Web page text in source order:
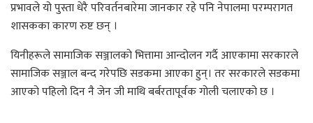
प्रभावले यो पुस्ता धेरै परिवर्तनबारेमा जानकार रहे पनि नेपालमा परम्परागत
शासकका कारण रुष्ट छन् ।
यिनीहरूले सामाजिक सञ्जालको भित्तामा आन्दोलन गर्दै आएकामा सरकारले
सामाजिक सञ्जाल बन्द गरेपछि सडकमा आएका हुन्। तर सरकारले सडकमा
आएको पहिलो दिन नै जेन जी माथि बर्बरतापूर्वक गोली चलाएको छ ।